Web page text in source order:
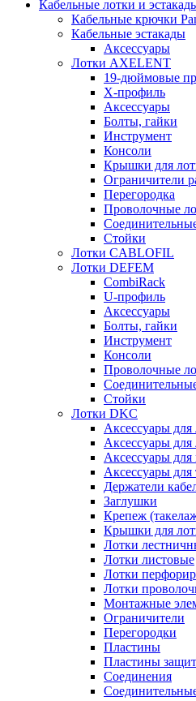
Кабельные лотки и
Кабельные крючки
Кабельные эстакады
Аксессуары
Лотки AXELENT
19-дюймовые
X-профиль
Аксессуары
Болты, гайки
Инструмент
Консоли
Крышки для
Ограничители
Перегородка
Проволочные
Стойки
Лотки CABLOFIL
Лотки DEFEM
CombiRack
U-профиль
Аксессуары
Болты, гайки
Инструмент
Консоли
Проволочные
Стойки
Лотки DKC
Аксессуары
Аксессуары для
Аксессуары
Аксессуары
Держатели
Заглушки
Крепеж
Крышки для
Лотки
Лотки листовые
Лотки
Лотки
Монтажные
Ограничители
Перегородки
Пластины
Пластины
Соединения